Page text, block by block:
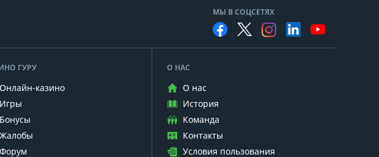
МЫ В СОЦСЕТЯХ
ГУРУ
Онлайн-казино
Игры
Бонусы
Жалобы
Форум
О НАС
О нас
История
Команда
Контакты
Условия пользования